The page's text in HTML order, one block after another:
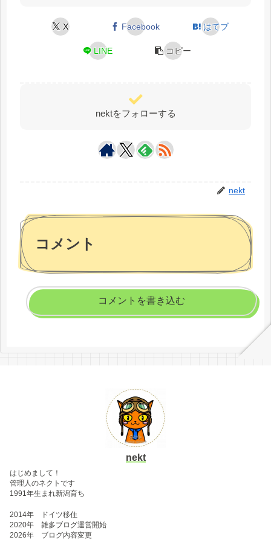
X Facebook はてブ
LINE コピー
nektをフォローする
nekt
コメント
コメントを書き込む
nekt
はじめまして！
管理人のネクトです
1991年生まれ新潟育ち
2014年 ドイツ移住
2020年 雑多ブログ運営開始
2026年 ブログ内容変更